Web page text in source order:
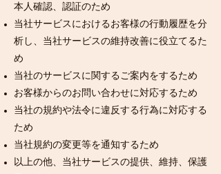
本人確認、認証のため
当社サービスにおけるお客様の行動履歴を分
析し、当社サービスの維持改善に役立てるた
め
当社のサービスに関するご案内をするため
お客様からのお問い合わせに対応するため
当社の規約や法令に違反する行為に対応する
ため
当社規約の変更等を通知するため
以上の他、当社サービスの提供、維持、保護